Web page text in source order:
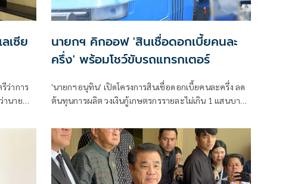
เซีย
ว่าการ
านาย
นายกฯ คิกออฟ 'สินเชื่อดอกเบี้ยคนละ
ครึ่ง' พร้อมโชว์ขับรถแทรกเตอร์
'นายกฯอนุทิน' เปิดโครงการสินเชื่อดอกเบี้ยคนละครึ่ง ลด
ต้นทุนการผลิต วงเงินกู้เกษตรกรรายละไม่เกิน 1 แสนบาท